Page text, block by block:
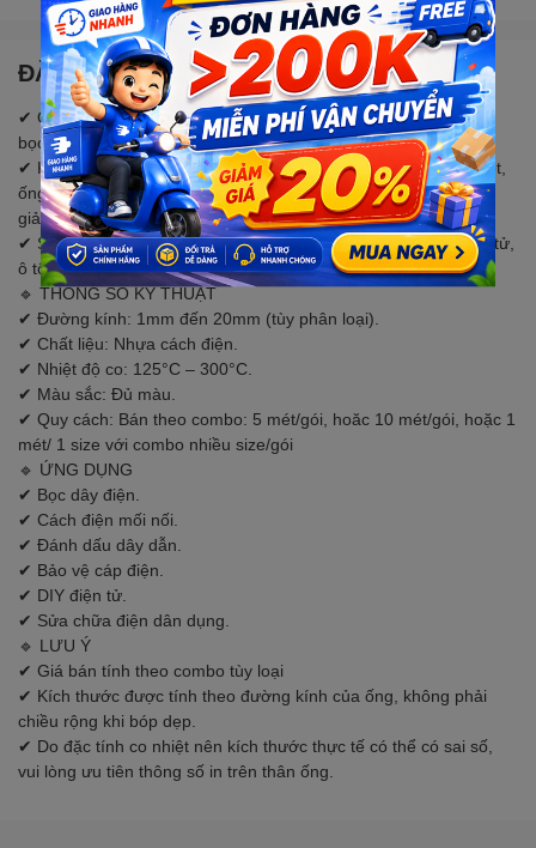
ĐẶC ĐIỂM NỔI BẬT
✔ Ống co nhiệt (ống gen co nhiệt) là phụ kiện chuyên dùng để
bọc dây điện, bảo vệ mối nối và tăng khả năng cách điện.
✔ Khi được gia nhiệt bằng máy khò, bật lửa hoặc máy sấy nhiệt,
ống sẽ co đều và ôm sát vật thể giúp chống bụi, chống ẩm và
giảm nguy cơ chạm chập.
✔ Sản phẩm được sử dụng rộng rãi trong điện dân dụng, điện tử,
ô tô, xe máy, tủ điện và các dự án DIY.
🔹 THÔNG SỐ KỸ THUẬT
✔ Đường kính: 1mm đến 20mm (tùy phân loại).
✔ Chất liệu: Nhựa cách điện.
✔ Nhiệt độ co: 125°C – 300°C.
✔ Màu sắc: Đủ màu.
✔ Quy cách: Bán theo combo: 5 mét/gói, hoăc 10 mét/gói, hoặc 1
mét/ 1 size với combo nhiều size/gói
🔹 ỨNG DỤNG
✔ Bọc dây điện.
✔ Cách điện mối nối.
✔ Đánh dấu dây dẫn.
✔ Bảo vệ cáp điện.
✔ DIY điện tử.
✔ Sửa chữa điện dân dụng.
🔹 LƯU Ý
✔ Giá bán tính theo combo tùy loại
✔ Kích thước được tính theo đường kính của ống, không phải
chiều rộng khi bóp dẹp.
✔ Do đặc tính co nhiệt nên kích thước thực tế có thể có sai số,
vui lòng ưu tiên thông số in trên thân ống.